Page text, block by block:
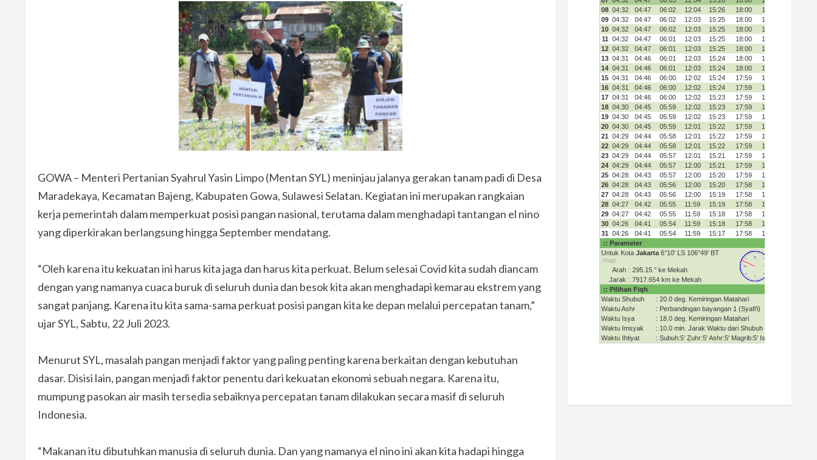
GOWA – Menteri Pertanian Syahrul Yasin Limpo (Mentan SYL) meninjau jalanya gerakan tanam padi di Desa
Maradekaya, Kecamatan Bajeng, Kabupaten Gowa, Sulawesi Selatan. Kegiatan ini merupakan rangkaian
kerja pemerintah dalam memperkuat posisi pangan nasional, terutama dalam menghadapi tantangan el nino
yang diperkirakan berlangsung hingga September mendatang.
“Oleh karena itu kekuatan ini harus kita jaga dan harus kita perkuat. Belum selesai Covid kita sudah diancam
dengan yang namanya cuaca buruk di seluruh dunia dan besok kita akan menghadapi kemarau ekstrem yang
sangat panjang. Karena itu kita sama-sama perkuat posisi pangan kita ke depan melalui percepatan tanam,”
ujar SYL, Sabtu, 22 Juli 2023.
Menurut SYL, masalah pangan menjadi faktor yang paling penting karena berkaitan dengan kebutuhan
dasar. Disisi lain, pangan menjadi faktor penentu dari kekuatan ekonomi sebuah negara. Karena itu,
mumpung pasokan air masih tersedia sebaiknya percepatan tanam dilakukan secara masif di seluruh
Indonesia.
“Makanan itu dibutuhkan manusia di seluruh dunia. Dan yang namanya el nino ini akan kita hadapi hingga